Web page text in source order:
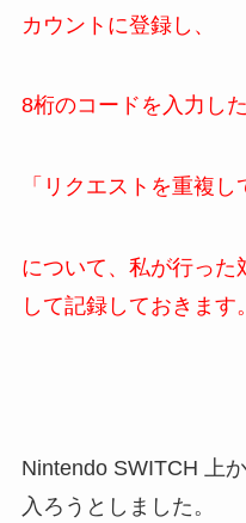
カウントに登録し、
8桁のコードを入力し
「リクエストを重複し
について、私が行った
して記録しておきます。
Nintendo SWITCH 上
入ろうとしました。